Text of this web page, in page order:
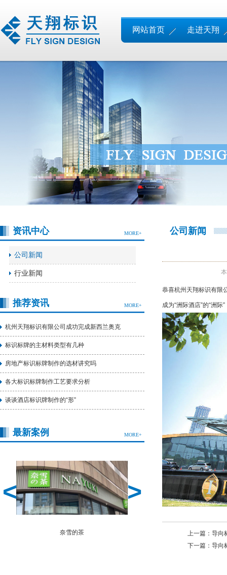
网站首页 走进天翔
资讯中心 MORE+
公司新闻
行业新闻
推荐资讯 MORE+
杭州天翔标识有限公司成功完成新西兰奥克
标识标牌的主材料类型有几种
房地产标识标牌制作的选材讲究吗
各大标识标牌制作工艺要求分析
谈谈酒店标识牌制作的“形”
最新案例 MORE+
奈雪的茶 鲜丰水果
< >
公司新闻
恭喜杭州天翔标识有限
成为“洲际酒店”的“洲际
上一篇： 导向
下一篇： 导向